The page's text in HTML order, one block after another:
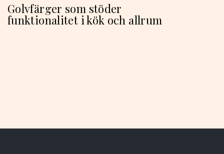
Golvfärger som stöder
funktionalitet i kök och allrum